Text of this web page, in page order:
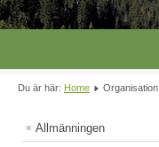
Du är här: Home Organisation
Allmänningen